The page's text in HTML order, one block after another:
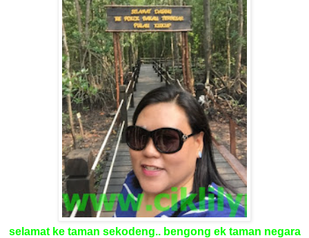
selamat ke taman sekodeng.. bengong ek taman negara